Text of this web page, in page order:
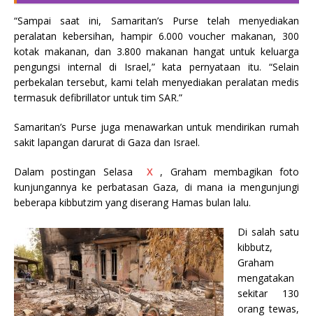
“Sampai saat ini, Samaritan’s Purse telah menyediakan
peralatan kebersihan, hampir 6.000 voucher makanan, 300
kotak makanan, dan 3.800 makanan hangat untuk keluarga
pengungsi internal di Israel,” kata pernyataan itu. “Selain
perbekalan tersebut, kami telah menyediakan peralatan medis
termasuk defibrillator untuk tim SAR.”
Samaritan’s Purse juga menawarkan untuk mendirikan rumah
sakit lapangan darurat di Gaza dan Israel.
Dalam postingan Selasa X , Graham membagikan foto
kunjungannya ke perbatasan Gaza, di mana ia mengunjungi
beberapa kibbutzim yang diserang Hamas bulan lalu.
Di salah satu
kibbutz,
Graham
mengatakan
sekitar 130
orang tewas,